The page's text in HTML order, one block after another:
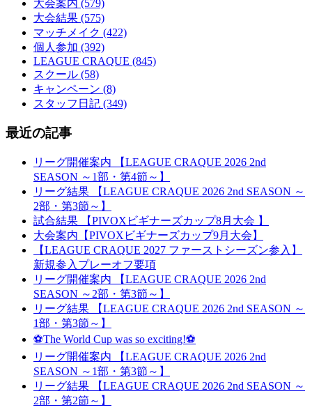
大会案内 (579)
大会結果 (575)
マッチメイク (422)
個人参加 (392)
LEAGUE CRAQUE (845)
スクール (58)
キャンペーン (8)
スタッフ日記 (349)
最近の記事
リーグ開催案内 【LEAGUE CRAQUE 2026 2nd
SEASON ～1部・第4節～】
リーグ結果 【LEAGUE CRAQUE 2026 2nd SEASON ～
2部・第3節～】
試合結果 【PIVOXビギナーズカップ8月大会 】
大会案内【PIVOXビギナーズカップ9月大会】
【LEAGUE CRAQUE 2027 ファーストシーズン参入】
新規参入プレーオフ要項
リーグ開催案内 【LEAGUE CRAQUE 2026 2nd
SEASON ～2部・第3節～】
リーグ結果 【LEAGUE CRAQUE 2026 2nd SEASON ～
1部・第3節～】
⚽The World Cup was so exciting!⚽
リーグ開催案内 【LEAGUE CRAQUE 2026 2nd
SEASON ～1部・第3節～】
リーグ結果 【LEAGUE CRAQUE 2026 2nd SEASON ～
2部・第2節～】